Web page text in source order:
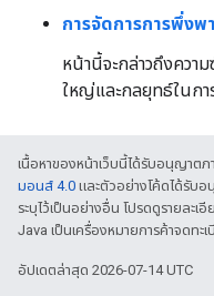
การจัดการการพึ่งพา
หน้านี้จะกล่าวถึงควา
ใหญ่และกลยุทธ์ในก
เนื้อหาของหน้าเว็บนี้ได้รับอนุญาตภ
มอนส์ 4.0 และตัวอย่างโค้ดได้รับอ
ระบุไว้เป็นอย่างอื่น โปรดดูรายละเอี
Java เป็นเครื่องหมายการค้าจดทะ
อัปเดตล่าสุด 2026-07-14 UTC